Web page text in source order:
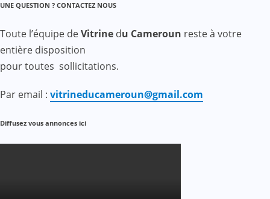
UNE QUESTION ? CONTACTEZ NOUS
Toute l’équipe deVitrine du Cameroun reste à votre
entière disposition
pour toutes sollicitations.
Par email : vitrineducameroun@gmail.com
Diffusez vous annonces ici